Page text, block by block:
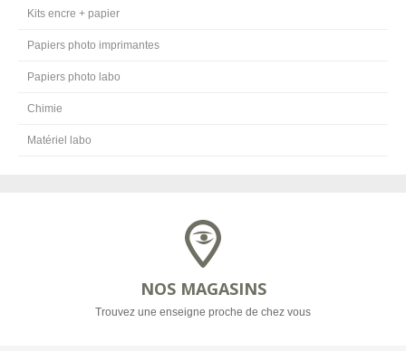
Kits encre + papier
Papiers photo imprimantes
Papiers photo labo
Chimie
Matériel labo
NOS MAGASINS
Trouvez une enseigne proche de chez vous